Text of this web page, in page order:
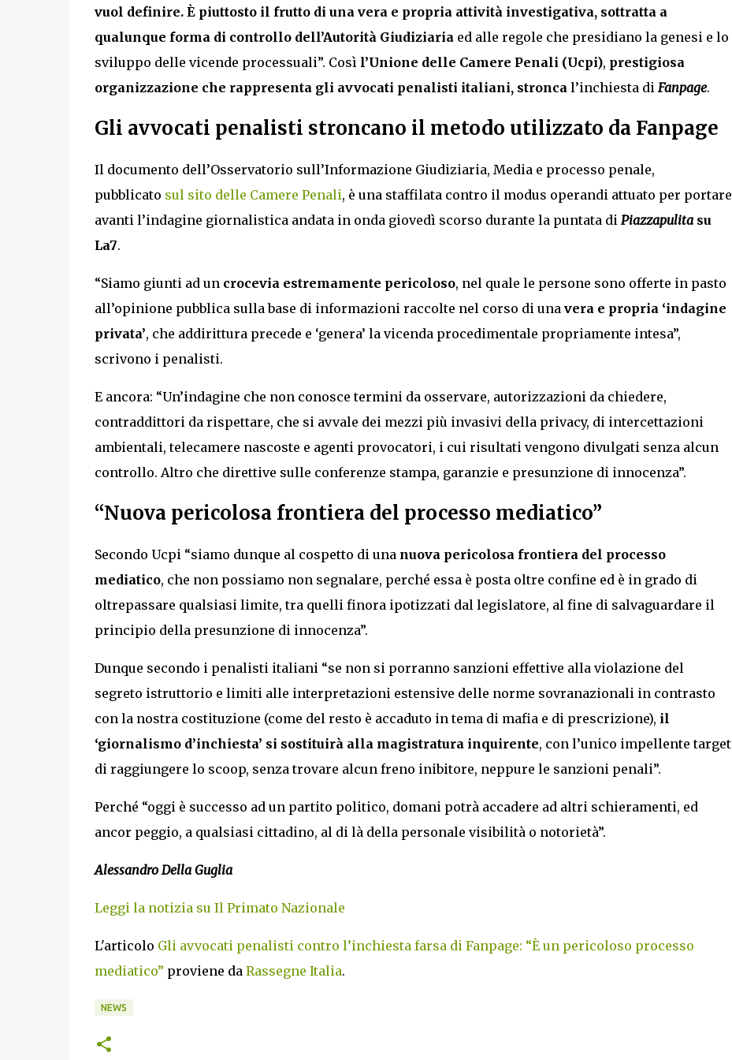
vuol definire. È piuttosto il frutto di una vera e propria attività investigativa, sottratta a
qualunque forma di controllo dell’Autorità Giudiziariaed alle regole che presidiano la genesi e lo
sviluppo delle vicende processuali”. Così l’Unione delle Camere Penali (Ucpi), prestigiosa
organizzazione che rappresenta gli avvocati penalisti italiani, stroncal’inchiesta di Fanpage.
Gli avvocati penalisti stroncano il metodo utilizzato da Fanpage
Il documento dell’Osservatorio sull’Informazione Giudiziaria, Media e processo penale,
pubblicato sul sito delle Camere Penali, è una staffilata contro il modus operandi attuato per portare
avanti l’indagine giornalistica andata in onda giovedì scorso durante la puntata di Piazzapulitasu
La7.
“Siamo giunti ad un crocevia estremamente pericoloso, nel quale le persone sono offerte in pasto
all’opinione pubblica sulla base di informazioni raccolte nel corso di una vera e propria ‘indagine
privata’, che addirittura precede e ‘genera’ la vicenda procedimentale propriamente intesa”,
scrivono i penalisti.
E ancora: “Un’indagine che non conosce termini da osservare, autorizzazioni da chiedere,
contraddittori da rispettare, che si avvale dei mezzi più invasivi della privacy, di intercettazioni
ambientali, telecamere nascoste e agenti provocatori, i cui risultati vengono divulgati senza alcun
controllo. Altro che direttive sulle conferenze stampa, garanzie e presunzione di innocenza”.
“Nuova pericolosa frontiera del processo mediatico”
Secondo Ucpi “siamo dunque al cospetto di una nuova pericolosa frontiera del processo
mediatico, che non possiamo non segnalare, perché essa è posta oltre confine ed è in grado di
oltrepassare qualsiasi limite, tra quelli finora ipotizzati dal legislatore, al fine di salvaguardare il
principio della presunzione di innocenza”.
Dunque secondo i penalisti italiani “se non si porranno sanzioni effettive alla violazione del
segreto istruttorio e limiti alle interpretazioni estensive delle norme sovranazionali in contrasto
con la nostra costituzione (come del resto è accaduto in tema di mafia e di prescrizione), il
‘giornalismo d’inchiesta’ si sostituirà alla magistratura inquirente, con l’unico impellente target
di raggiungere lo scoop, senza trovare alcun freno inibitore, neppure le sanzioni penali”.
Perché “oggi è successo ad un partito politico, domani potrà accadere ad altri schieramenti, ed
ancor peggio, a qualsiasi cittadino, al di là della personale visibilità o notorietà”.
Alessandro Della Guglia
Leggi la notizia su Il Primato Nazionale
L'articolo Gli avvocati penalisti contro l’inchiesta farsa di Fanpage: “È un pericoloso processo
mediatico” proviene da Rassegne Italia.
NEWS